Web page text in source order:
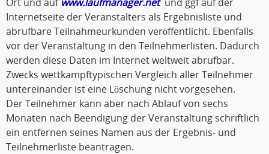
Internetseite der Veranstalters als Ergebnisliste und
abrufbare Teilnahmeurkunden veröffentlicht. Ebenfalls
vor der Veranstaltung in den Teilnehmerlisten. Dadurch
werden diese Daten im Internet weltweit abrufbar.
Zwecks wettkampftypischen Vergleich aller Teilnehmer
untereinander ist eine Löschung nicht vorgesehen.
Der Teilnehmer kann aber nach Ablauf von sechs
Monaten nach Beendigung der Veranstaltung schriftlich
ein entfernen seines Namen aus der Ergebnis- und
Teilnehmerliste beantragen.